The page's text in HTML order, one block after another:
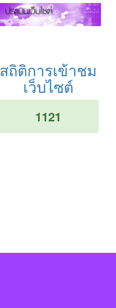
สถิติการเข้าชม
เว็บไซต์
1121